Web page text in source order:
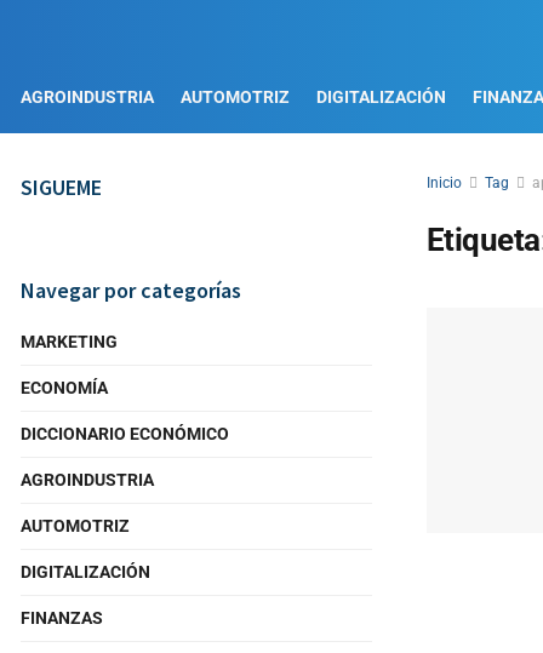
AGROINDUSTRIA AUTOMOTRIZ DIGITALIZACIÓN
Inicio Tag
SIGUEME
Navegar por categorías
MARKETING
ECONOMÍA
DICCIONARIO ECONÓMICO
AGROINDUSTRIA
AUTOMOTRIZ
DIGITALIZACIÓN
FINANZAS